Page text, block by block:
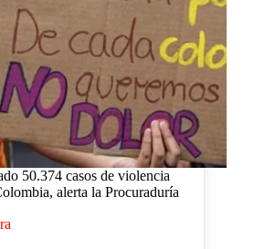
50.374 casos de violencia
alerta la Procuraduría